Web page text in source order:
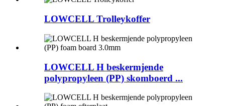
LOWCELL Trolleykoffer
LOWCELL H beskermjende
polypropyleen (PP) skomboerd ...